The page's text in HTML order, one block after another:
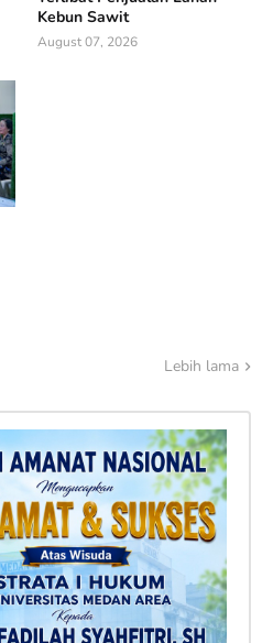
Kebun Sawit
August 07, 2026
Lebih lama